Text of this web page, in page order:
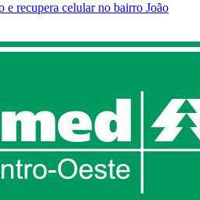
recupera celular no bairro João